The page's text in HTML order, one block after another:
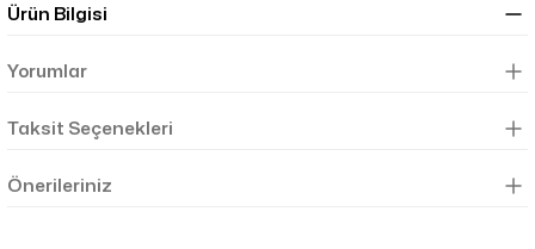
Ürün Bilgisi
Yorumlar
Taksit Seçenekleri
Önerileriniz